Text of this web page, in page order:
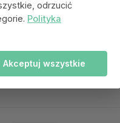
po wydarzeniach
Bane (Tom Hardy)
odrzucić
Polityka
Akceptuj wszystkie